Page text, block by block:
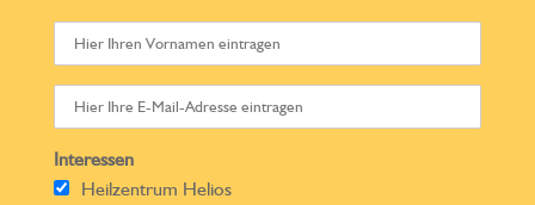
Interessen
Heilzentrum Helios